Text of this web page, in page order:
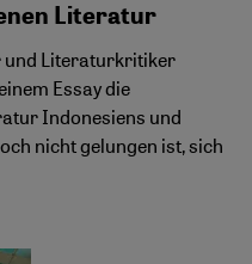
Literatur
und Literaturkritiker
Essay die
Indonesiens und
nicht gelungen ist, sich